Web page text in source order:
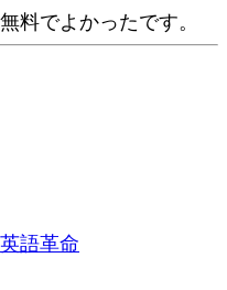
料でよかったです。
語革命